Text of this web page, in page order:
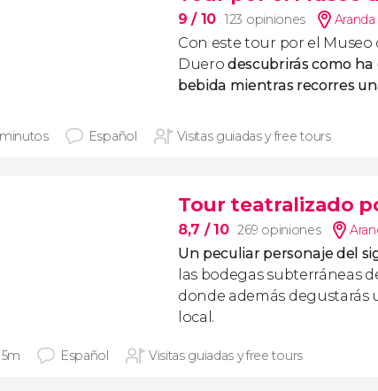
9/ 10 123 opiniones
Con este tour por el Museo
Duerodescubrirás como
bebida mientras recorres
Español Visitas guiadas y free tours
Tour teatralizado
8,7 / 10 269 opiniones
Un peculiar personaje del
las bodegas subterráneas
donde además
local.
Español Visitas guiadas y free tours